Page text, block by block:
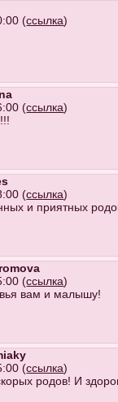
(ссылка)
(ссылка)
(ссылка)
и приятных
(ссылка)
вам и малышу!
(ссылка)
родов! И